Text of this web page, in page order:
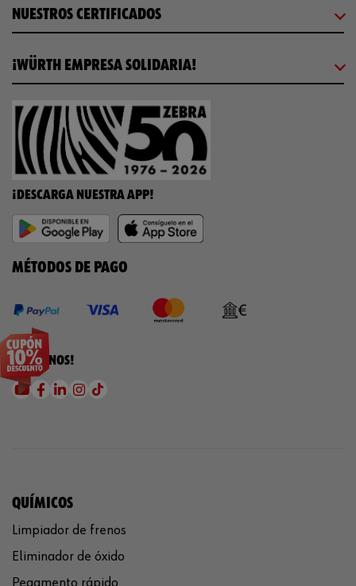
NUESTROS CERTIFICADOS
¡WÜRTH EMPRESA SOLIDARIA!
¡DESCARGA NUESTRA APP!
MÉTODOS DE PAGO
¡SÍGUENOS!
QUÍMICOS
Limpiador de frenos
Eliminador de óxido
Pegamento rápido